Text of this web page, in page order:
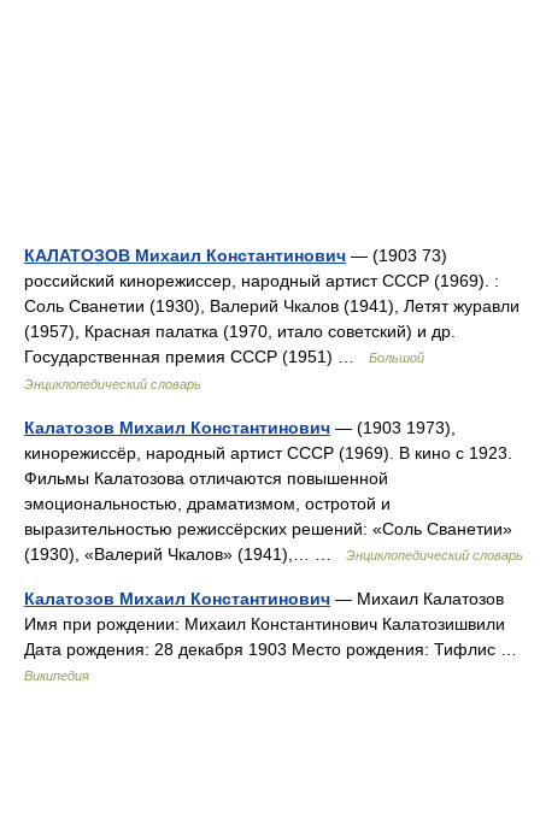
КАЛАТОЗОВ Михаил Константинович — (1903 73)
российский кинорежиссер, народный артист СССР (1969). :
Соль Сванетии (1930), Валерий Чкалов (1941), Летят журавли
(1957), Красная палатка (1970, итало советский) и др.
Государственная премия СССР (1951) …
Большой
Энциклопедический словарь
Калатозов Михаил Константинович — (1903 1973),
кинорежиссёр, народный артист СССР (1969). В кино с 1923.
Фильмы Калатозова отличаются повышенной
эмоциональностью, драматизмом, остротой и
выразительностью режиссёрских решений: «Соль Сванетии»
(1930), «Валерий Чкалов» (1941),… …
Энциклопедический словарь
Калатозов Михаил Константинович — Михаил Калатозов
Имя при рождении: Михаил Константинович Калатозишвили
Дата рождения: 28 декабря 1903 Место рождения: Тифлис …
Википедия